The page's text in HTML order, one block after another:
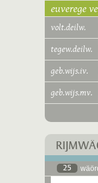
euverege
volt.deilw.
tegew.deilw.
geb.wijs.iv.
geb.wijs.mv.
25